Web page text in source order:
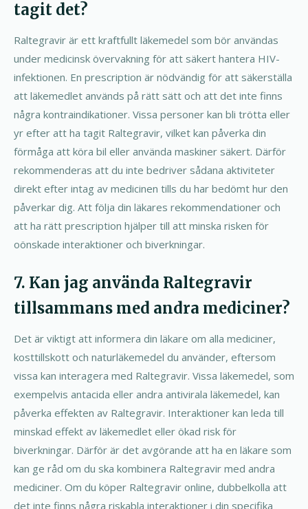
tagit det?
Raltegravir är ett kraftfullt läkemedel som bör användas
under medicinsk övervakning för att säkert hantera HIV-
infektionen. En prescription är nödvändig för att säkerställa
att läkemedlet används på rätt sätt och att det inte finns
några kontraindikationer. Vissa personer kan bli trötta eller
yr efter att ha tagit Raltegravir, vilket kan påverka din
förmåga att köra bil eller använda maskiner säkert. Därför
rekommenderas att du inte bedriver sådana aktiviteter
direkt efter intag av medicinen tills du har bedömt hur den
påverkar dig. Att följa din läkares rekommendationer och
att ha rätt prescription hjälper till att minska risken för
oönskade interaktioner och biverkningar.
7. Kan jag använda Raltegravir
tillsammans med andra mediciner?
Det är viktigt att informera din läkare om alla mediciner,
kosttillskott och naturläkemedel du använder, eftersom
vissa kan interagera med Raltegravir. Vissa läkemedel, som
exempelvis antacida eller andra antivirala läkemedel, kan
påverka effekten av Raltegravir. Interaktioner kan leda till
minskad effekt av läkemedlet eller ökad risk för
biverkningar. Därför är det avgörande att ha en läkare som
kan ge råd om du ska kombinera Raltegravir med andra
mediciner. Om du köper Raltegravir online, dubbelkolla att
det inte finns några riskabla interaktioner i din specifika